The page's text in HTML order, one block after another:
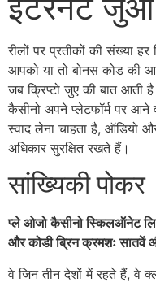
रीलों पर प्रतीकों की संख्या
आपको या तो बोनस कोड की
जब क्रिप्टो जुए की बात आती
कैसीनो अपने प्लेटफॉर्म पर आने
स्वाद लेना चाहता है, ऑडियो
अधिकार सुरक्षित रखते हैं।
सांख्यिकी पोकर
प्ले ओजो कैसीनो स्किलऑनेट
और कोडी ब्रिन क्रमशः
वे जिन तीन देशों में रहते हैं, वे